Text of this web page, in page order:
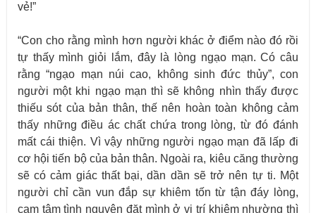
vẻ!”
“Con cho rằng mình hơn người khác ở điểm nào đó rồi
tự thấy mình giỏi lắm, đây là lòng ngạo mạn. Có câu
rằng “ngạo mạn núi cao, không sinh đức thủy”, con
người một khi ngạo mạn thì sẽ không nhìn thấy được
thiếu sót của bản thân, thế nên hoàn toàn không cảm
thấy những điều ác chất chứa trong lòng, từ đó đánh
mất cái thiện. Vì vậy những người ngạo mạn đã lấp đi
cơ hội tiến bộ của bản thân. Ngoài ra, kiêu căng thường
sẽ có cảm giác thất bại, dần dần sẽ trở nên tự ti. Một
người chỉ cần vun đắp sự khiêm tốn từ tận đáy lòng,
cam tâm tình nguyện đặt mình ở vị trí khiêm nhường thì